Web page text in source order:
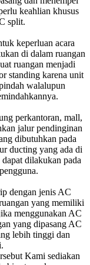
keahlian khusus
split.
keperluan acara
di dalam ruangan
ruangan menjadi
standing karena unit
walalupun
perkantoran, mall,
jalur pendinginan
dibutuhkan pada
ducting yang ada di
dilakukan pada
dengan jenis AC
yang memiliki
menggunakan AC
yang dipasang AC
lebih tinggi dan
Kami sediakan